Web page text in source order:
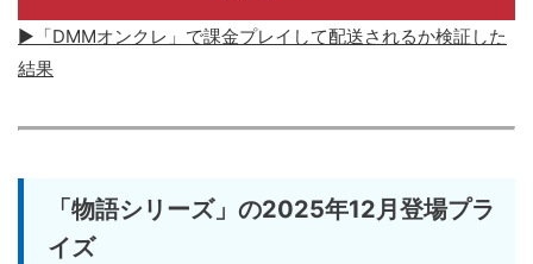
▶「DMMオンクレ」で課金プレイして配送されるか検証した
結果
「物語シリーズ」の2025年12月登場プラ
イズ